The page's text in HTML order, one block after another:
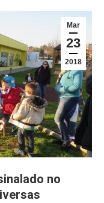
Mar
23
2018
no